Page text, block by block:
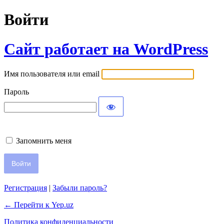
Войти
Сайт работает на WordPress
Имя пользователя или email
Пароль
Запомнить меня
Регистрация | Забыли пароль?
← Перейти к Yep.uz
Политика конфиденциальности